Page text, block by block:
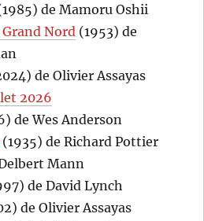
de Mamoru Oshii
Nord (1953) de
de Olivier Assayas
2026
de Wes Anderson
(1935) de Richard Pottier
Mann
de David Lynch
de Olivier Assayas